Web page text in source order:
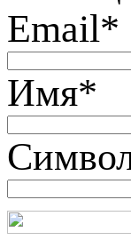
Email*
Имя*